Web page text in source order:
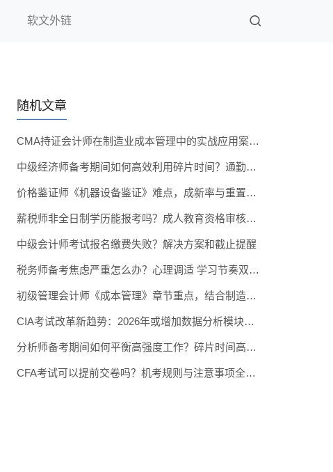
软文外链
随机文章
CMA持证会计师在制造业成本管理中的实战应用案例分享
中级经济师备考期间如何高效利用碎片时间？通勤族专属方案
价格鉴证师《机器设备鉴证》难点，成新率与重置成本计算
薪税师非全日制学历能报考吗？成人教育资格审核全指南
中级会计师考试报名缴费失败？解决方案和截止提醒
税务师备考焦虑严重怎么办？心理调适 学习节奏双管齐下
初级管理会计师《成本管理》章节重点，结合制造业案例讲解
CIA考试改革新趋势：2026年或增加数据分析模块预测
分析师备考期间如何平衡高强度工作？碎片时间高效利用术
CFA考试可以提前交卷吗？机考规则与注意事项全知道